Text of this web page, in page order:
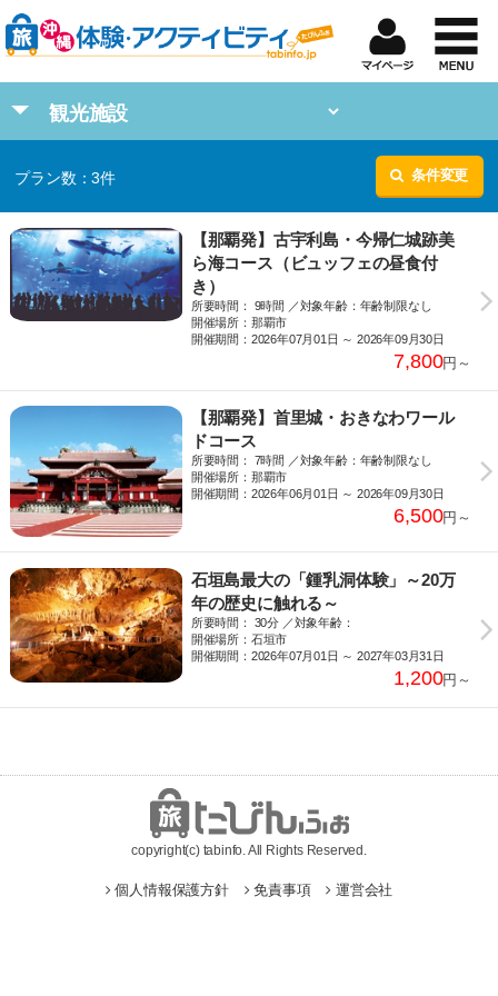
プラン数：3件 条件変更
【那覇発】古宇利島・今帰仁城跡美
ら海コース（ビュッフェの昼食付
き）
所要時間： 9時間 ／対象年齢：年齢制限なし
開催場所：那覇市
開催期間：2026年07月01日 ～ 2026年09月30日
7,800円～
【那覇発】首里城・おきなわワール
ドコース
所要時間： 7時間 ／対象年齢：年齢制限なし
開催場所：那覇市
開催期間：2026年06月01日 ～ 2026年09月30日
6,500円～
石垣島最大の「鍾乳洞体験」～20万
年の歴史に触れる～
所要時間： 30分 ／対象年齢：
開催場所：石垣市
開催期間：2026年07月01日 ～ 2027年03月31日
1,200円～
copyright(c) tabinfo. All Rights Reserved.
個人情報保護方針 免責事項 運営会社